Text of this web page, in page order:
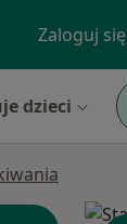
Zaloguj się
dzieci